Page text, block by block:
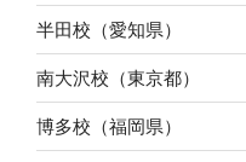
半田校（愛知県）
南大沢校（東京都）
博多校（福岡県）